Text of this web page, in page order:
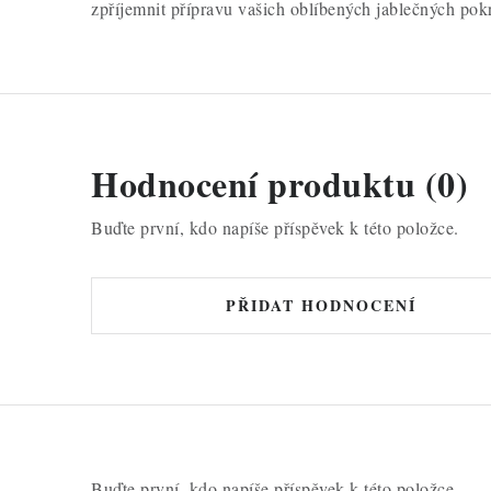
zpříjemnit přípravu vašich oblíbených jablečných
Hodnocení produktu (0)
Buďte první, kdo napíše příspěvek k této položce.
PŘIDAT HODNOCENÍ